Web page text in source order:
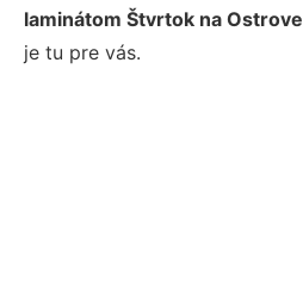
laminátom Štvrtok na Ostrove
je tu pre vás.